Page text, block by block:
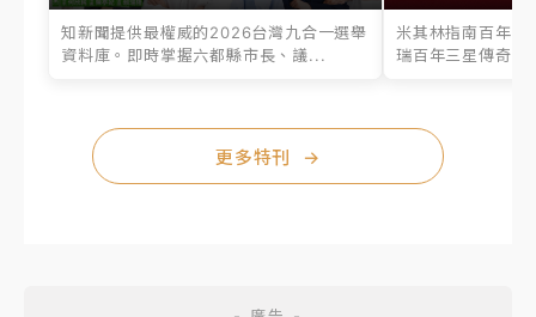
知新聞提供最權威的2026台灣九合一選舉
資料庫。即時掌握六都縣市長、議...
米其林指南百年之
瑞百年三星傳奇、
更多特刊 →